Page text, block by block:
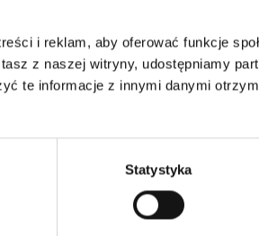
i reklam, aby oferować funkcje
z naszej witryny, udostępniamy
te informacje z innymi danymi
Statystyka
100 zł – 1×
150 zł – 1×
200 zł – 2×
250 zł – 2×
300 zł – 3×
Taśmy Blue Dolphin
doskonałą